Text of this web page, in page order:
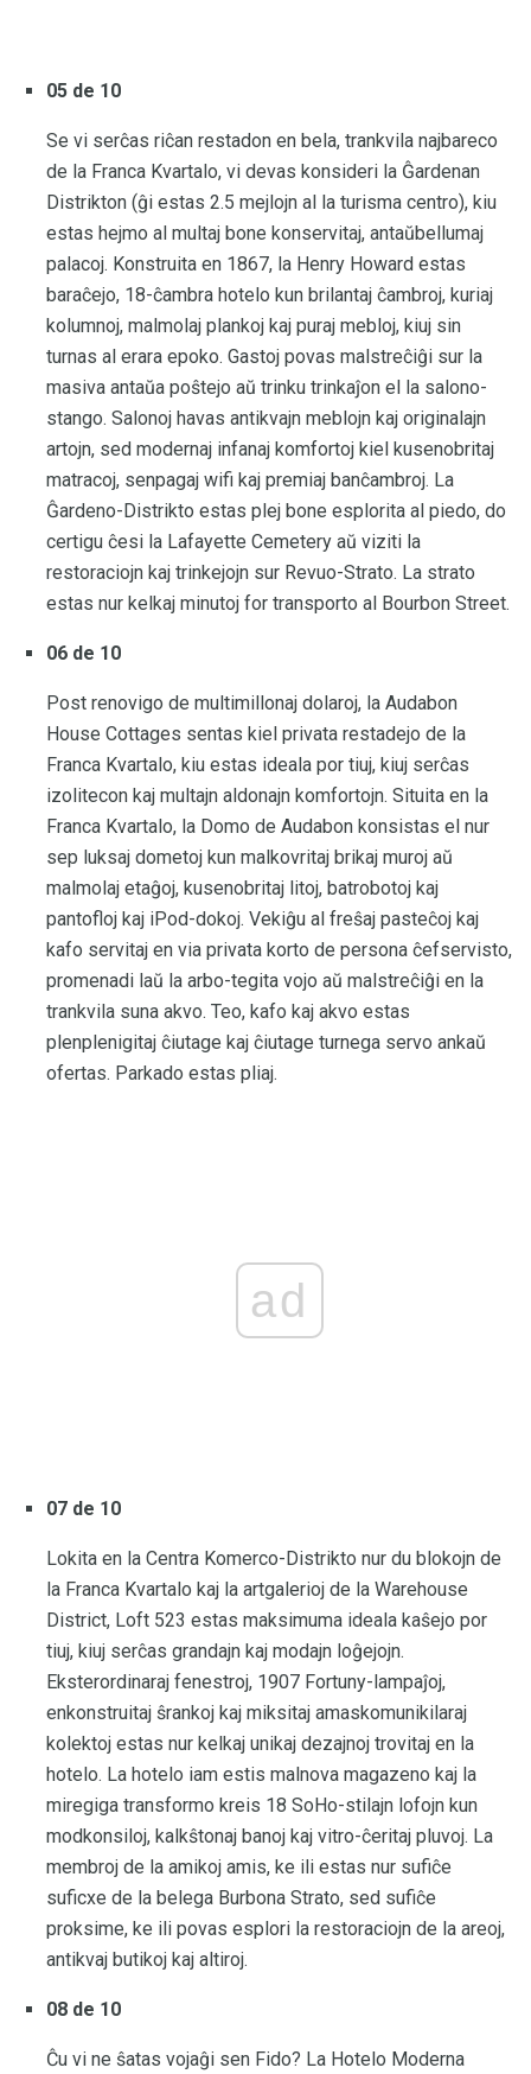
05 de 10
Se vi serĉas riĉan restadon en bela, trankvila najbareco
de la Franca Kvartalo, vi devas konsideri la Ĝardenan
Distrikton (ĝi estas 2.5 mejlojn al la turisma centro), kiu
estas hejmo al multaj bone konservitaj, antaŭbellumaj
palacoj. Konstruita en 1867, la Henry Howard estas
baraĉejo, 18-ĉambra hotelo kun brilantaj ĉambroj, kuriaj
kolumnoj, malmolaj plankoj kaj puraj mebloj, kiuj sin
turnas al erara epoko. Gastoj povas malstreĉiĝi sur la
masiva antaŭa poŝtejo aŭ trinku trinkaĵon el la salono-
stango. Salonoj havas antikvajn meblojn kaj originalajn
artojn, sed modernaj infanaj komfortoj kiel kusenobritaj
matracoj, senpagaj wifi kaj premiaj banĉambroj. La
Ĝardeno-Distrikto estas plej bone esplorita al piedo, do
certigu ĉesi la Lafayette Cemetery aŭ viziti la
restoraciojn kaj trinkejojn sur Revuo-Strato. La strato
estas nur kelkaj minutoj for transporto al Bourbon Street.
06 de 10
Post renovigo de multimillonaj dolaroj, la Audabon
House Cottages sentas kiel privata restadejo de la
Franca Kvartalo, kiu estas ideala por tiuj, kiuj serĉas
izolitecon kaj multajn aldonajn komfortojn. Situita en la
Franca Kvartalo, la Domo de Audabon konsistas el nur
sep luksaj dometoj kun malkovritaj brikaj muroj aŭ
malmolaj etaĝoj, kusenobritaj litoj, batrobotoj kaj
pantofloj kaj iPod-dokoj. Vekiĝu al freŝaj pasteĉoj kaj
kafo servitaj en via privata korto de persona ĉefservisto,
promenadi laŭ la arbo-tegita vojo aŭ malstreĉiĝi en la
trankvila suna akvo. Teo, kafo kaj akvo estas
plenplenigitaj ĉiutage kaj ĉiutage turnega servo ankaŭ
ofertas. Parkado estas pliaj.
ad
07 de 10
Lokita en la Centra Komerco-Distrikto nur du blokojn de
la Franca Kvartalo kaj la artgalerioj de la Warehouse
District, Loft 523 estas maksimuma ideala kaŝejo por
tiuj, kiuj serĉas grandajn kaj modajn loĝejojn.
Eksterordinaraj fenestroj, 1907 Fortuny-lampaĵoj,
enkonstruitaj ŝrankoj kaj miksitaj amaskomunikilaraj
kolektoj estas nur kelkaj unikaj dezajnoj trovitaj en la
hotelo. La hotelo iam estis malnova magazeno kaj la
miregiga transformo kreis 18 SoHo-stilajn lofojn kun
modkonsiloj, kalkŝtonaj banoj kaj vitro-ĉeritaj pluvoj. La
membroj de la amikoj amis, ke ili estas nur sufiĉe
suficxe de la belega Burbona Strato, sed sufiĉe
proksime, ke ili povas esplori la restoraciojn de la areoj,
antikvaj butikoj kaj altiroj.
08 de 10
Ĉu vi ne ŝatas vojaĝi sen Fido? La Hotelo Moderna